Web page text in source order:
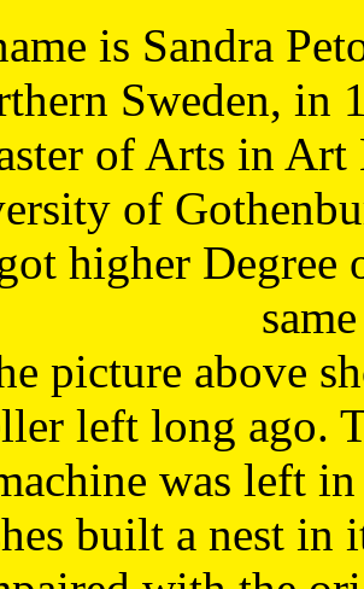
is Sandra
Sweden, in
of Arts in Art
of
higher Degree
picture above
left long ago.
was left
built a nest in